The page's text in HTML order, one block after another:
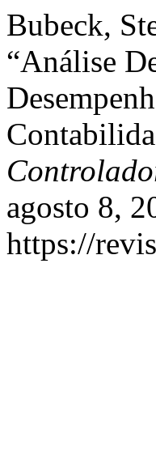
Bubeck,
“Análise
agosto 8,
https://